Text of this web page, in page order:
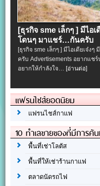
[ธุรกิจ sme เล็กๆ ] มีไอ
โดนๆ มาแชร์…กันครับ
[ธุรกิจ sme เล็กๆ ] มีไอเดียเจ๋
ครับ Advertisements อยากแ
อยากให้กำลังใจ…[อ่านต่อ]
แฟรนไชส์ยอดนิยม
แฟรนไชส์กาแฟ
10 ทำเลขายของที่มีการค้
พื้นที่เช่าโลตัส
พื้นที่ให้เช่าร้านกาแฟ
ตลาดนัดรถไฟ